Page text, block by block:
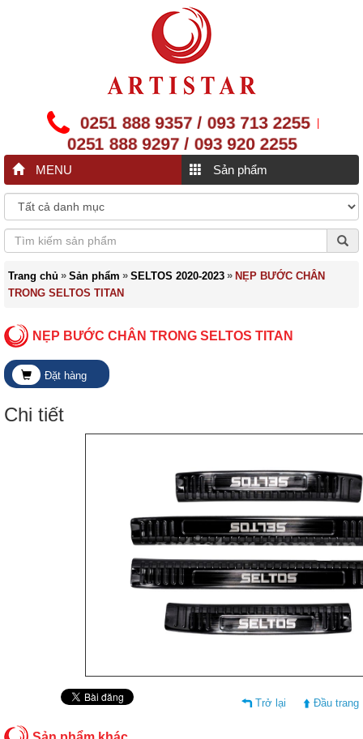
0251 888 9357 / 093 713 2255
0251 888 9297 / 093 920 2255
MENU Sản phẩm
Trang chủ » Sản phẩm » SELTOS 2020-2023 » NẸP BƯỚC CHÂN
TRONG SELTOS TITAN
NẸP BƯỚC CHÂN TRONG SELTOS TITAN
Đặt hàng
Chi tiết
Trở lại Đầu trang